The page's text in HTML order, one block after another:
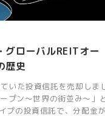
グローバルREITオー
歴史
いた投資信託を売却しま
プン～世界の街並み～」
プの投資信託で、分配金が